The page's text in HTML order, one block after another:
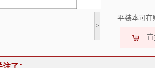
>
平装本可在